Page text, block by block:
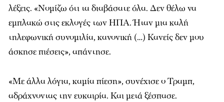
λέξεις. «Νομίζω ότι τα διαβάσατε όλα. Δεν θέλω να
εμπλακώ στις εκλογές των ΗΠΑ. Ήταν μια καλή
τηλεφωνική συνομιλία, κανονική (…) Κανείς δεν μου
άσκησε πιέσεις», απάντησε.
«Με άλλα λόγια, καμία πίεση», συνέχισε ο Τραμπ,
αδράχνοντας την ευκαιρία. Και μετά ξέσπασε.